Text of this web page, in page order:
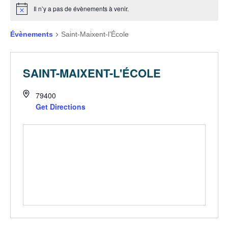
Il n’y a pas de évènements à venir.
Évènements Saint-Maixent-l’École
SAINT-MAIXENT-L'ÉCOLE
79400
Get Directions